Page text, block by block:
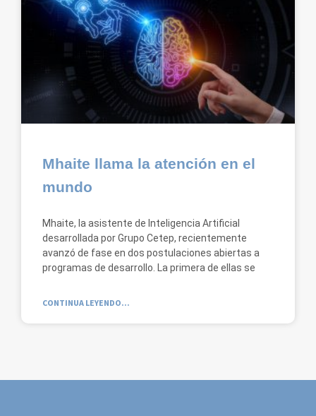
Mhaite llama la atención en el
mundo
Mhaite, la asistente de Inteligencia Artificial
desarrollada por Grupo Cetep, recientemente
avanzó de fase en dos postulaciones abiertas a
programas de desarrollo. La primera de ellas se
CONTINUA LEYENDO...